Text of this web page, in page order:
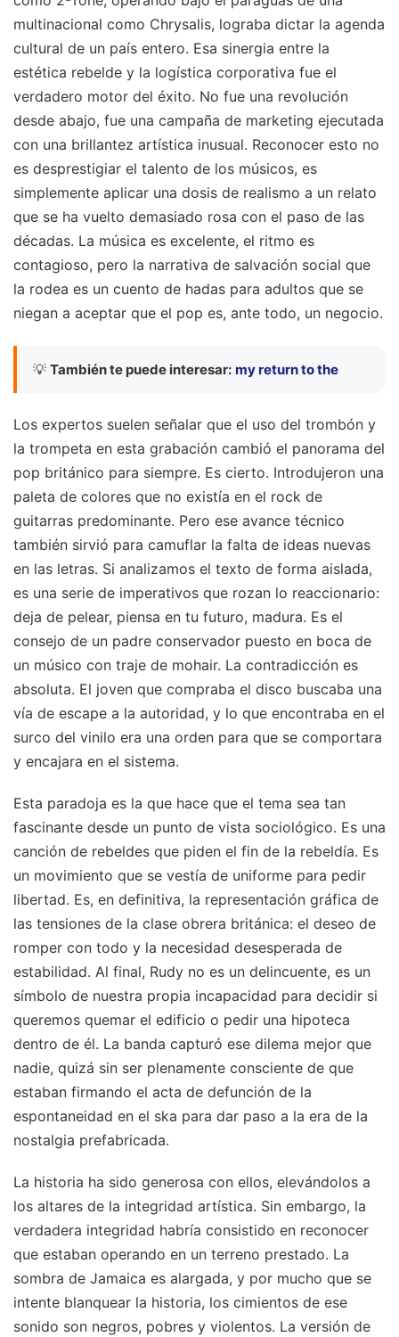
multinacional como Chrysalis, lograba dictar la agenda
cultural de un país entero. Esa sinergia entre la
estética rebelde y la logística corporativa fue el
verdadero motor del éxito. No fue una revolución
desde abajo, fue una campaña de marketing ejecutada
con una brillantez artística inusual. Reconocer esto no
es desprestigiar el talento de los músicos, es
simplemente aplicar una dosis de realismo a un relato
que se ha vuelto demasiado rosa con el paso de las
décadas. La música es excelente, el ritmo es
contagioso, pero la narrativa de salvación social que
la rodea es un cuento de hadas para adultos que se
niegan a aceptar que el pop es, ante todo, un negocio.
💡 También te puede interesar: my return to the
Los expertos suelen señalar que el uso del trombón y
la trompeta en esta grabación cambió el panorama del
pop británico para siempre. Es cierto. Introdujeron una
paleta de colores que no existía en el rock de
guitarras predominante. Pero ese avance técnico
también sirvió para camuflar la falta de ideas nuevas
en las letras. Si analizamos el texto de forma aislada,
es una serie de imperativos que rozan lo reaccionario:
deja de pelear, piensa en tu futuro, madura. Es el
consejo de un padre conservador puesto en boca de
un músico con traje de mohair. La contradicción es
absoluta. El joven que compraba el disco buscaba una
vía de escape a la autoridad, y lo que encontraba en el
surco del vinilo era una orden para que se comportara
y encajara en el sistema.
Esta paradoja es la que hace que el tema sea tan
fascinante desde un punto de vista sociológico. Es una
canción de rebeldes que piden el fin de la rebeldía. Es
un movimiento que se vestía de uniforme para pedir
libertad. Es, en definitiva, la representación gráfica de
las tensiones de la clase obrera británica: el deseo de
romper con todo y la necesidad desesperada de
estabilidad. Al final, Rudy no es un delincuente, es un
símbolo de nuestra propia incapacidad para decidir si
queremos quemar el edificio o pedir una hipoteca
dentro de él. La banda capturó ese dilema mejor que
nadie, quizá sin ser plenamente consciente de que
estaban firmando el acta de defunción de la
espontaneidad en el ska para dar paso a la era de la
nostalgia prefabricada.
La historia ha sido generosa con ellos, elevándolos a
los altares de la integridad artística. Sin embargo, la
verdadera integridad habría consistido en reconocer
que estaban operando en un terreno prestado. La
sombra de Jamaica es alargada, y por mucho que se
intente blanquear la historia, los cimientos de ese
sonido son negros, pobres y violentos. La versión de